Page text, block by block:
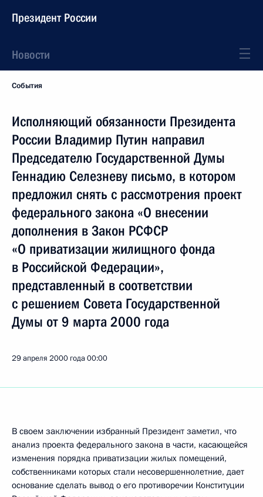
Президент России
Новости
События
Исполняющий обязанности Президента
России Владимир Путин направил
Председателю Государственной Думы
Геннадию Селезневу письмо, в котором
предложил снять с рассмотрения проект
федерального закона «О внесении
дополнения в Закон РСФСР
«О приватизации жилищного фонда
в Российской Федерации»,
представленный в соответствии
с решением Совета Государственной
Думы от 9 марта 2000 года
29 апреля 2000 года00:00
В своем заключении избранный Президент заметил, что
анализ проекта федерального закона в части, касающейся
изменения порядка приватизации жилых помещений,
собственниками которых стали несовершеннолетние, дает
основание сделать вывод о его противоречии Конституции